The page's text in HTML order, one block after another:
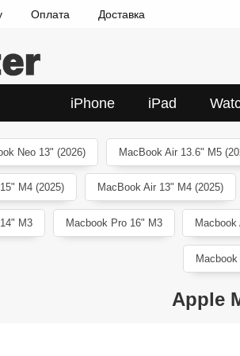
Оплата Доставка
iPhone iPad
Neo 13" (2026) MacBook Air 13.6" M5
M4 (2025) MacBook Air 13" M4 (2025)
M3 Macbook Pro 16" M3
Apple